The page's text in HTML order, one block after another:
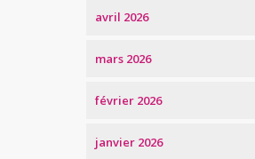
avril 2026
mars 2026
février 2026
janvier 2026